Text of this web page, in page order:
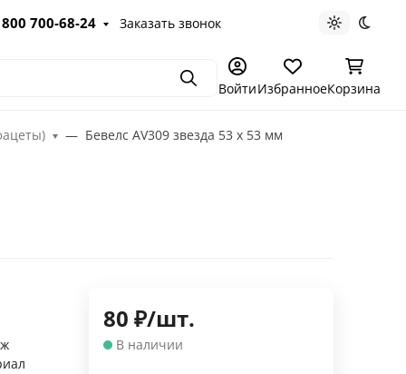
700-68-24 Заказать звонок Светлая
ПоискВойтиИзбранноеКорзина
Бевелс AV309 звезда 53 х 53 мм
80 ₽/шт.
В наличии